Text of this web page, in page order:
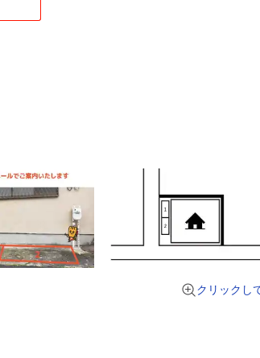
クリックし